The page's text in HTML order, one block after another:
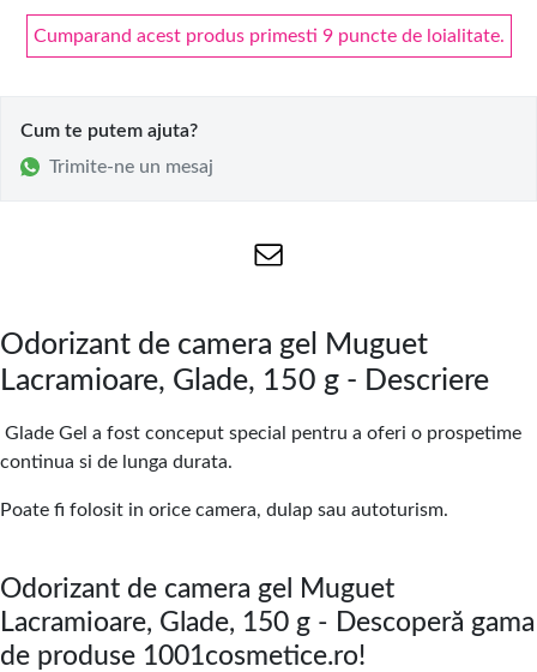
Cumparand acest produs primesti 9 puncte de loialitate.
Cum te putem ajuta?
Trimite-ne un mesaj
Odorizant de camera gel Muguet
Lacramioare, Glade, 150 g - Descriere
Glade Gel a fost conceput special pentru a oferi o prospetime
continua si de lunga durata.
Poate fi folosit in orice camera, dulap sau autoturism.
Odorizant de camera gel Muguet
Lacramioare, Glade, 150 g - Descoperă gama
de produse 1001cosmetice.ro!